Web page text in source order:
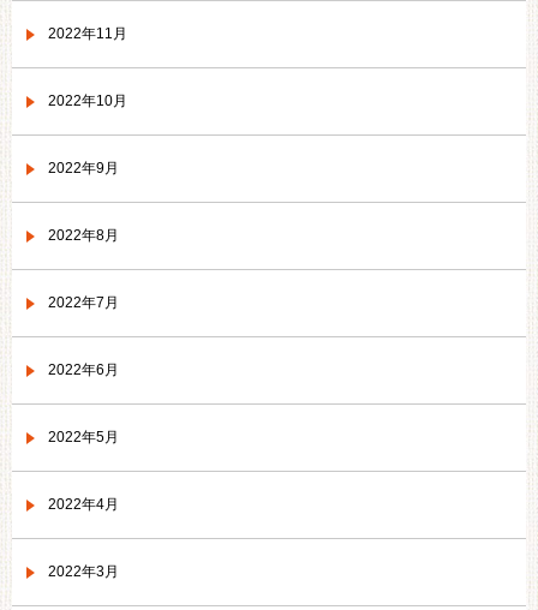
2022年11月
2022年10月
2022年9月
2022年8月
2022年7月
2022年6月
2022年5月
2022年4月
2022年3月